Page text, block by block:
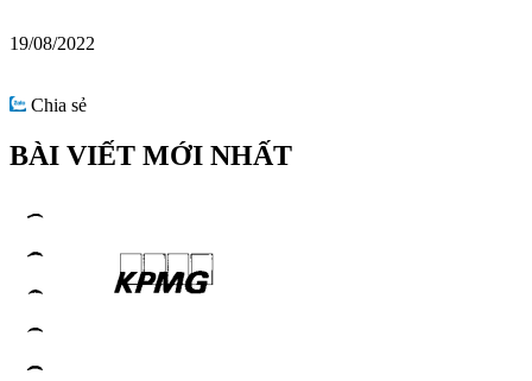
19/08/2022
Chia sẻ
BÀI VIẾT MỚI NHẤT